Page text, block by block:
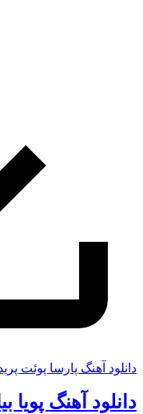
دانلود آهنگ پارسا پوئت
دانلود آهنگ پویا